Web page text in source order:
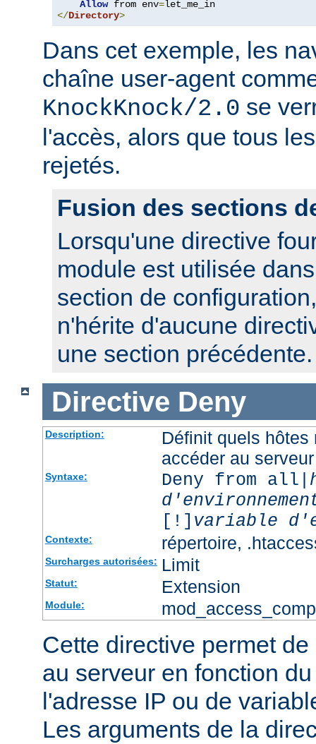
Allow from env=
</Directory>
Dans cet exemple, les
chaîne user-agent
KnockKnock/2.0 se
l'accès, alors que tous
rejetés.
Fusion des sections
Lorsqu'une directive
module est utilisée
section de
n'hérite d'aucune
une section précédente.
Directive Deny
Description:
Définit quels
accéder au serveur
Syntaxe: Deny from all|
[!] variable
Contexte: répertoire,
Surcharges autorisées: Limit
Statut: Extension
Module:
Cette directive permet
au serveur en fonction
l'adresse IP ou de
Les arguments de la